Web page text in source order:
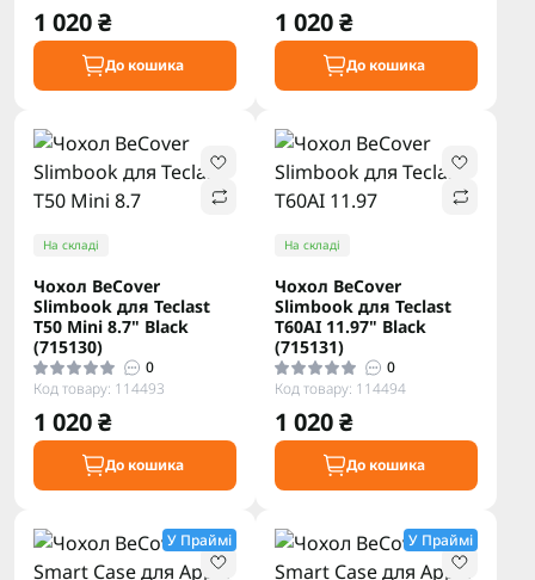
1 020 ₴
До кошика
1 020 ₴
До кошика
На складі
Чохол BeCover
Slimbook для Teclast
T50 Mini 8.7" Black
(715130)
0
Код товару: 114493
1 020 ₴
До кошика
На складі
Чохол BeCover
Slimbook для Teclast
T60AI 11.97" Black
(715131)
0
Код товару: 114494
1 020 ₴
До кошика
У Праймі У Праймі